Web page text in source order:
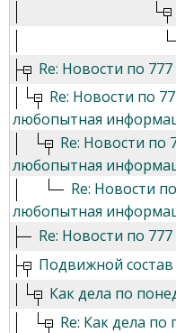
Re: Новости по
Re: Новости по
любопытная
Re: Новости по
любопытная
Re: Новости
любопытная
Re: Новости по
Подвижной состав
Как дела по
Re: Как дела